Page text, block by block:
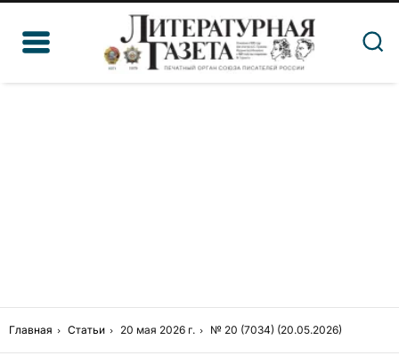
Главная Статьи 20 мая 2026 г. № 20 (7034) (20.05.2026)